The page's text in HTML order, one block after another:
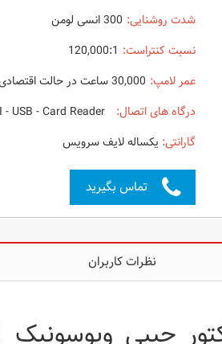
شدت روشنایی: 300 انسی لومن
نسبت کنتراست:
عمر لامپ: 30,000 ساعت در حالت اقتصادی
درگاه های اتصال: Bluetooth-HDMI - USB - Card Reader
گارانتی: یکساله لایف سرویس
تماس بگیرید
نظرات کاربران